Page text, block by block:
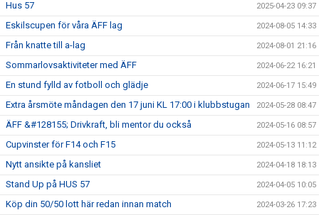
Hus 57 2025-04-23 09:37
Eskilscupen för våra ÄFF lag 2024-08-05 14:33
Från knatte till a-lag 2024-08-01 21:16
Sommarlovsaktiviteter med ÄFF 2024-06-22 16:21
En stund fylld av fotboll och glädje 2024-06-17 15:49
Extra årsmöte måndagen den 17 juni KL 17:00 i klubbstugan 2024-05-28 08:47
ÄFF &#128155; Drivkraft, bli mentor du också 2024-05-16 08:57
Cupvinster för F14 och F15 2024-05-13 11:12
Nytt ansikte på kansliet 2024-04-18 18:13
Stand Up på HUS 57 2024-04-05 10:05
Köp din 50/50 lott här redan innan match 2024-03-26 17:23